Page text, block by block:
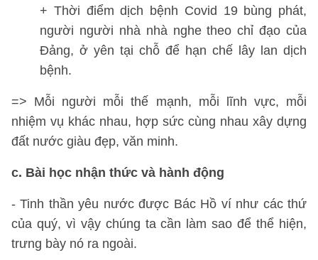
+ Thời điểm dịch bệnh Covid 19 bùng phát,
người người nhà nhà nghe theo chỉ đạo của
Đảng, ở yên tại chỗ để hạn chế lây lan dịch
bệnh.
=> Mỗi người mỗi thế mạnh, mỗi lĩnh vực, mỗi
nhiệm vụ khác nhau, hợp sức cùng nhau xây dựng
đất nước giàu đẹp, văn minh.
c. Bài học nhận thức và hành động
- Tinh thần yêu nước được Bác Hồ ví như các thứ
của quý, vì vậy chúng ta cần làm sao để thể hiện,
trưng bày nó ra ngoài.